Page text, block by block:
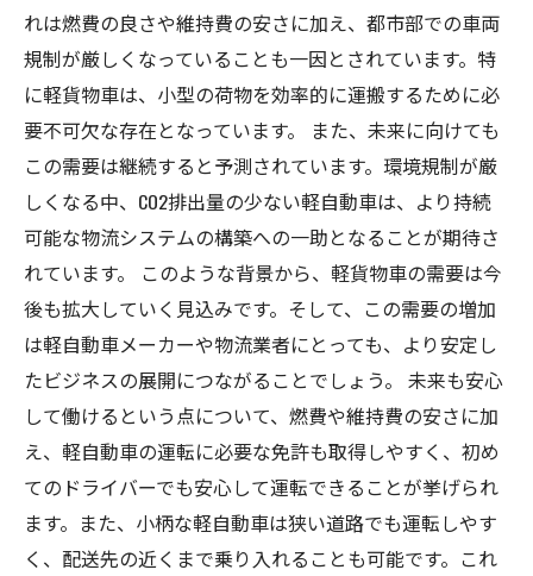
れは燃費の良さや維持費の安さに加え、都市部での車両
規制が厳しくなっていることも一因とされています。特
に軽貨物車は、小型の荷物を効率的に運搬するために必
要不可欠な存在となっています。 また、未来に向けても
この需要は継続すると予測されています。環境規制が厳
しくなる中、CO2排出量の少ない軽自動車は、より持続
可能な物流システムの構築への一助となることが期待さ
れています。 このような背景から、軽貨物車の需要は今
後も拡大していく見込みです。そして、この需要の増加
は軽自動車メーカーや物流業者にとっても、より安定し
たビジネスの展開につながることでしょう。 未来も安心
して働けるという点について、燃費や維持費の安さに加
え、軽自動車の運転に必要な免許も取得しやすく、初め
てのドライバーでも安心して運転できることが挙げられ
ます。また、小柄な軽自動車は狭い道路でも運転しやす
く、配送先の近くまで乗り入れることも可能です。これ